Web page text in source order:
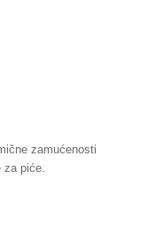
zamućenosti
za piće.